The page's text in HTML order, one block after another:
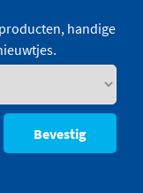
handige
Bevestig